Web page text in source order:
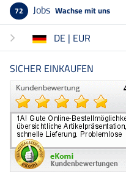
72 Jobs Wachse mit uns
DE | EUR
SICHER EINKAUFEN